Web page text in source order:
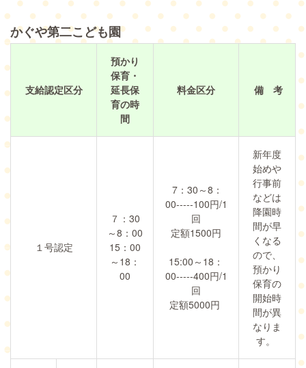
かぐや第二こども園
支給認定区分
預かり
保育・
延長保
育の時
間
料金区分 備 考
１号認定
７：30
～8：00
15：00
～18：
00
7：30～8：
00-----100円/1
回
定額1500円
15:00～18：
00-----400円/1
回
定額5000円
新年度
始めや
行事前
などは
降園時
間が早
くなる
ので、
預かり
保育の
開始時
間が異
なりま
す。